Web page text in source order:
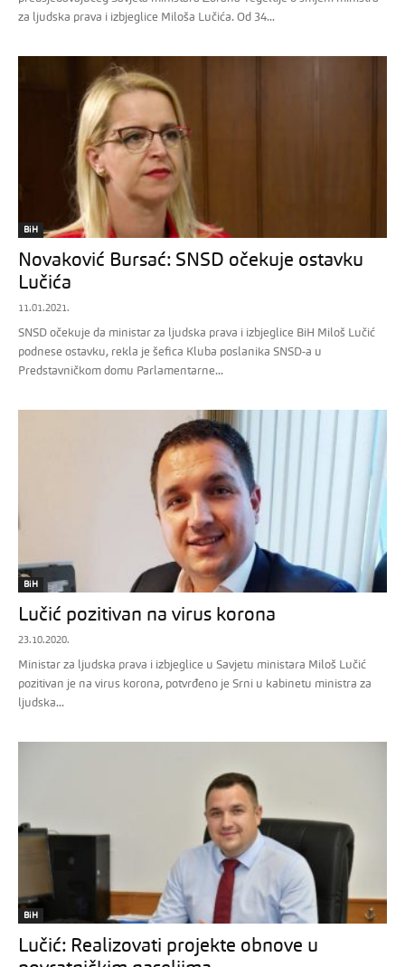
za ljudska prava i izbjeglice Miloša Lučića. Od 34...
BiH
Novaković Bursać: SNSD očekuje ostavku
Lučića
11.01.2021.
SNSD očekuje da ministar za ljudska prava i izbjeglice BiH Miloš Lučić
podnese ostavku, rekla je šefica Kluba poslanika SNSD-a u
Predstavničkom domu Parlamentarne...
BiH
Lučić pozitivan na virus korona
23.10.2020.
Ministar za ljudska prava i izbjeglice u Savjetu ministara Miloš Lučić
pozitivan je na virus korona, potvrđeno je Srni u kabinetu ministra za
ljudska...
BiH
Lučić: Realizovati projekte obnove u